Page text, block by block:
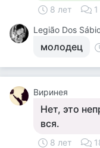
8 лет 1
Legião Dos
молодец
Виринея
Нет, это
вся.
8 лет